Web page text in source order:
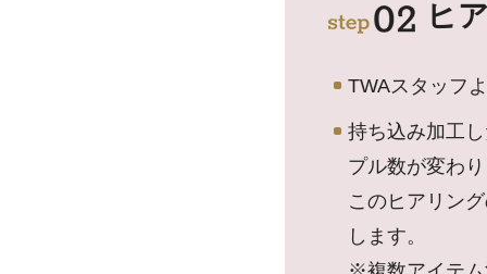
ヒ
TWAスタッフ
持ち込み加工
プル数が変わ
このヒアリン
します。